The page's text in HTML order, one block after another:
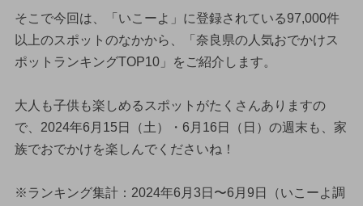
そこで今回は、「いこーよ」に登録されている97,000件
以上のスポットのなかから、「奈良県の人気おでかけス
ポットランキングTOP10」をご紹介します。
大人も子供も楽しめるスポットがたくさんありますの
で、2024年6月15日（土）・6月16日（日）の週末も、家
族でおでかけを楽しんでくださいね！
※ランキング集計：2024年6月3日〜6月9日（いこーよ調